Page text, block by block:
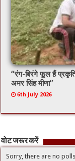
“रंग-बिरंगे फूल हैं प्रकृति
अमर सिंह मीणा”
6th July 2026
वोट जरूर करें
Sorry, there are no